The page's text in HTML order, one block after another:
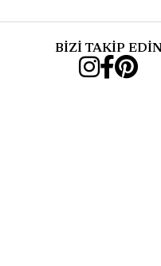
BİZİ TAKİP EDİN